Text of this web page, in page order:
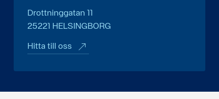
Drottninggatan 11
25221 HELSINGBORG
Hitta till oss